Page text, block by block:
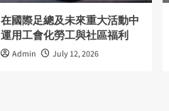
在國際足總及未來重大活動中
運用工會化勞工與社區福利
Admin July 12, 2026